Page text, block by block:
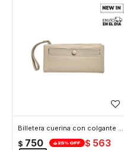
Billetera cuerina con colgante - 10x19cm - Beige
$ 750 $ 563